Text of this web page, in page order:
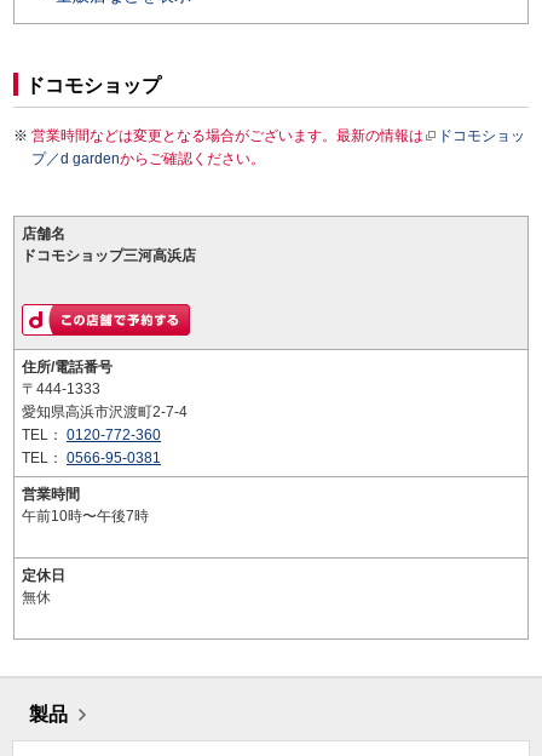
ドコモショップ
営業時間などは変更となる場合がございます。最新の情報は
ドコモショッ
プ／d gardenからご確認ください。
店舗名
ドコモショップ三河高浜店
住所/電話番号
〒444-1333
愛知県高浜市沢渡町2-7-4
TEL： 0120-772-360
TEL： 0566-95-0381
営業時間
午前10時〜午後7時
定休日
無休
製品